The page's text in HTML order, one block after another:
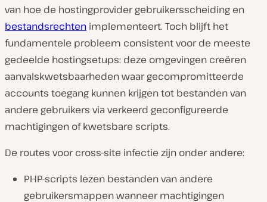
van hoe de hostingprovider gebruikersscheiding en
bestandsrechten implementeert. Toch blijft het
fundamentele probleem consistent voor de meeste
gedeelde hostingsetups: deze omgevingen creëren
aanvalskwetsbaarheden waar gecompromitteerde
accounts toegang kunnen krijgen tot bestanden van
andere gebruikers via verkeerd geconfigureerde
machtigingen of kwetsbare scripts.
De routes voor cross-site infectie zijn onder andere:
PHP-scripts lezen bestanden van andere
gebruikersmappen wanneer machtigingen